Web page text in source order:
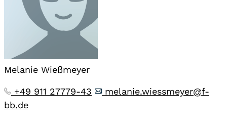
Melanie Wießmeyer
+49 911 27779-43
melanie.wiessmeyer@f-
bb.de